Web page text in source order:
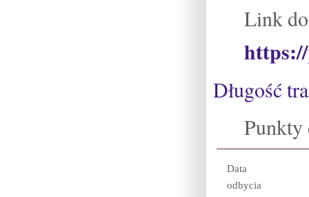
Link
Długość
Punkty
Data
odbycia